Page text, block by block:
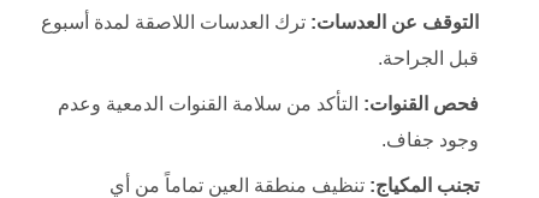
التوقف عن العدسات: ترك العدسات اللاصقة لمدة أسبوع
قبل الجراحة.
فحص القنوات: التأكد من سلامة القنوات الدمعية وعدم
وجود جفاف.
تجنب المكياج: تنظيف منطقة العين تماماً من أي